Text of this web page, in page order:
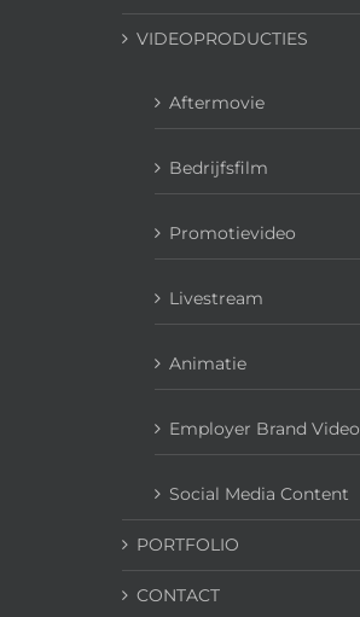
VIDEOPRODUCTIES
Aftermovie
Bedrijfsfilm
Promotievideo
Livestream
Animatie
Employer Brand Video
Social Media Content
PORTFOLIO
CONTACT